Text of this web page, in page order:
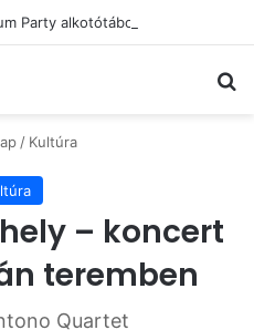
/ Kultúra
– koncert
teremben
Quartet